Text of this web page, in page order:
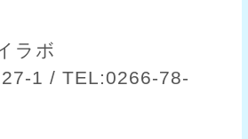
ラボ
1 / TEL:0266-78-